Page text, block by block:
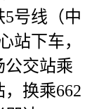
号线（中
站下车，
公交站乘
换乘662